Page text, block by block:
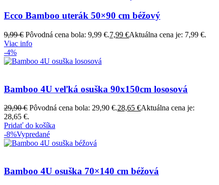
Ecco Bamboo uterák 50×90 cm béžový
9,99€ Pôvodná cena bola: 9,99 €.7,99 €Aktuálna cena je: 7,99 €.
Viac info
-4%
Bamboo 4U veľká osuška 90x150cm lososová
29,90€ Pôvodná cena bola: 29,90 €.28,65 €Aktuálna cena je:
28,65 €.
Pridať do košíka
-8%Vypredané
Bamboo 4U osuška 70×140 cm béžová